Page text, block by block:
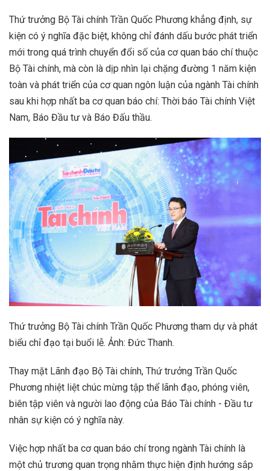
Thứ trưởng Bộ Tài chính Trần Quốc Phương khẳng định, sự
kiện có ý nghĩa đặc biệt, không chỉ đánh dấu bước phát triển
mới trong quá trình chuyển đổi số của cơ quan báo chí thuộc
Bộ Tài chính, mà còn là dịp nhìn lại chặng đường 1 năm kiện
toàn và phát triển của cơ quan ngôn luận của ngành Tài chính
sau khi hợp nhất ba cơ quan báo chí: Thời báo Tài chính Việt
Nam, Báo Đầu tư và Báo Đấu thầu.
Thứ trưởng Bộ Tài chính Trần Quốc Phương tham dự và phát
biểu chỉ đạo tại buổi lễ. Ảnh: Đức Thanh.
Thay mặt Lãnh đạo Bộ Tài chính, Thứ trưởng Trần Quốc
Phương nhiệt liệt chúc mừng tập thể lãnh đạo, phóng viên,
biên tập viên và người lao động của Báo Tài chính - Đầu tư
nhân sự kiện có ý nghĩa này.
Việc hợp nhất ba cơ quan báo chí trong ngành Tài chính là
một chủ trương quan trọng nhằm thực hiện định hướng sắp